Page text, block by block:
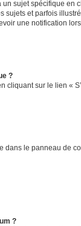
sujet spécifique en
sujets et parfois
une notification
?
cliquant sur le lien «
le panneau de
?